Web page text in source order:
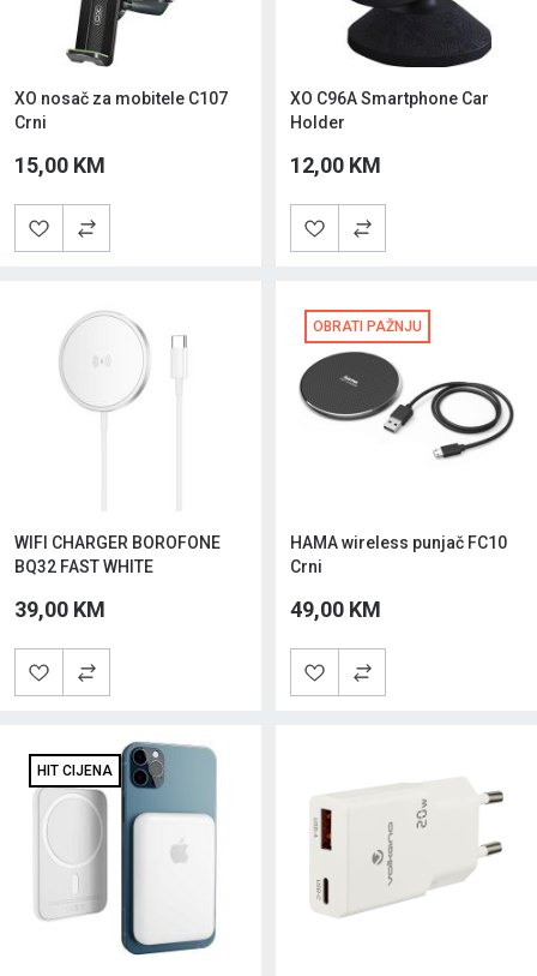
XO nosač za mobitele C107
Crni
15,00 KM
XO C96A Smartphone Car
Holder
12,00 KM
WIFI CHARGER BOROFONE
BQ32 FAST WHITE
39,00 KM
OBRATI PAŽNJU
HAMA wireless punjač FC10
Crni
49,00 KM
HIT CIJENA